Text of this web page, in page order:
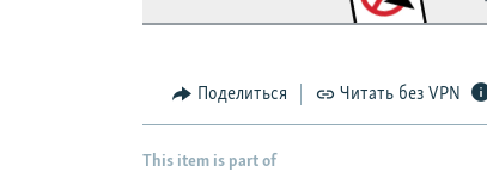
Поделиться Читать без VPN
This item is part of